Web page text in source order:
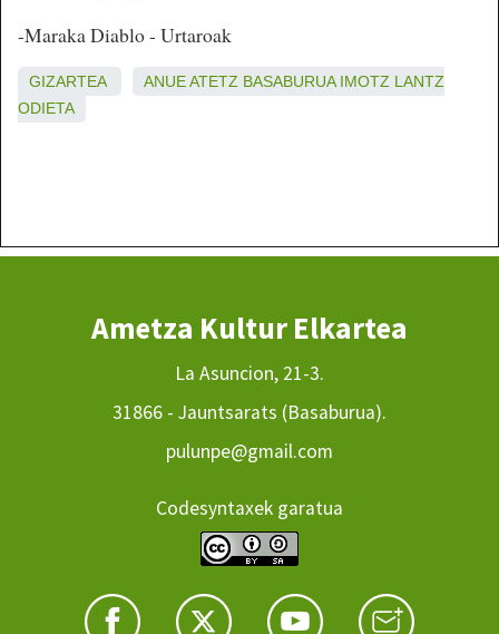
-Maraka Diablo - Urtaroak
GIZARTEA ANUEATETZ BASABURUA IMOTZ LANTZ
ODIETA
Ametza Kultur Elkartea
La Asuncion, 21-3.
31866 - Jauntsarats (Basaburua).
pulunpe@gmail.com
Codesyntaxek garatua